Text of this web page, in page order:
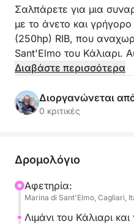
Σαλπάρετε για μια
με το άνετο και
(250hp) RIB, που
Sant'Elmo του Κάλιαρι.
αφιερωμένη
και των κρυμμένων
για κολύμπι και
εκδρομή ολοκληρώνεται
κατά μήκος της
επιστρέψετε.
Διαβάστε περισσότερα
Διοργανώνεται
0 κριτικές
Δρομολόγιο
Αφετηρία:
Marina di Sant'Elmo, Cagliari,
Λιμάνι του Κάλιαρι και